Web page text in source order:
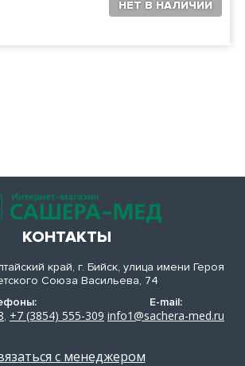
КОНТАКТЫ
край, г. Бийск, улица имени Героя
Союза Васильева, 74
, +7 (3854) 555-309
E-mail:
info1@sachera-med.ru
с менеджером